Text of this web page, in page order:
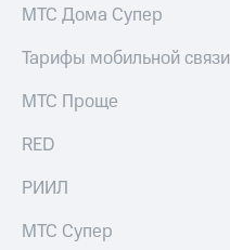
Описание
Программа
Порядок
выкупа
Описание
МТС Дома Супер
Тарифы мобильной связи
МТС Проще
RED
РИИЛ
МТС Супер